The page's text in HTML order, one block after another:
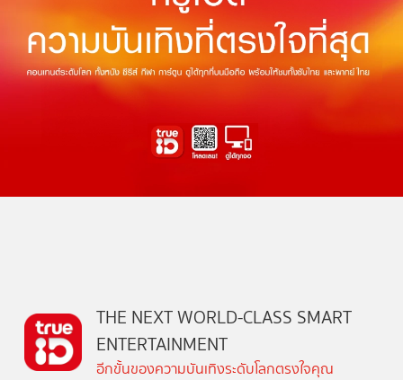
THE NEXT WORLD-CLASS SMART
ENTERTAINMENT
อีกขั้นของความบันเทิงระดับโลกตรงใจคุณ